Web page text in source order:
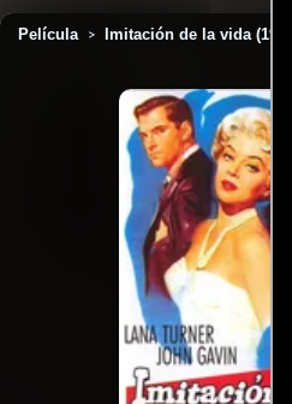
Película > Imitación de la vida (1959)